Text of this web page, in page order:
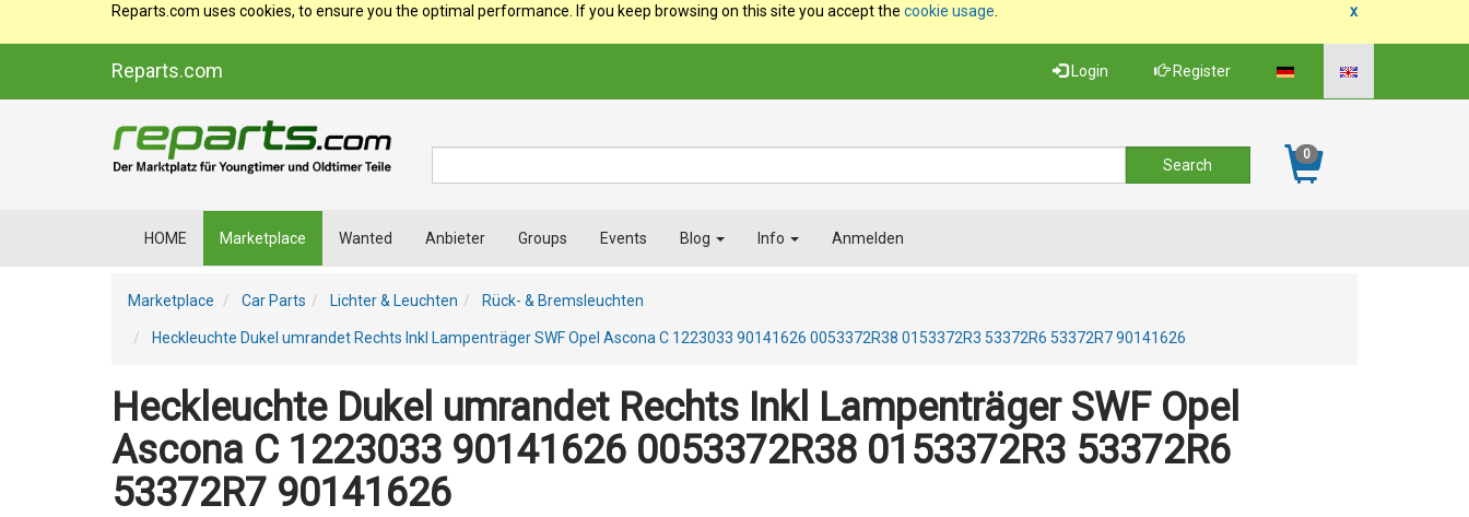
x
Reparts.com uses cookies, to ensure you the optimal performance. If you keep browsing on this site you accept the cookie usage
Reparts.com Login Register
0
HOME Marketplace Wanted Anbieter Groups Events Blog Info Anmelden
Marketplace Car Parts Lichter & Leuchten Rück- & Bremsleuchten
Heckleuchte Dukel umrandet Rechts Inkl Lampenträger SWF Opel Ascona C 1223033 90141626 0053372R38 0153372R3 53372R6 53372R7 90141626
Heckleuchte Dukel umrandet Rechts Inkl Lampenträger SWF Opel
Ascona C 1223033 90141626 0053372R38 0153372R3 53372R6
53372R7 90141626